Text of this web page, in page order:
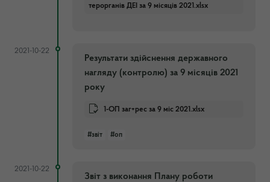
терорганів ДЕІ за 9 місяців 2021.xlsx
2021-10-22
Результати здійснення державного
нагляду (контролю) за 9 місяців 2021
року
1-ОП заг+рес за 9 міс 2021.xlsx
#звіт #оп
2021-10-22
Звіт з виконання Плану роботи